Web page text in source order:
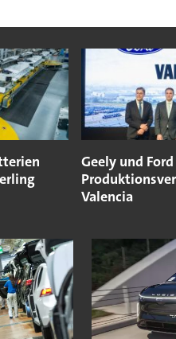
Geely und
Valencia